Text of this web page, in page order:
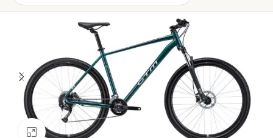
Noklikšķiniet, lai palielinātu